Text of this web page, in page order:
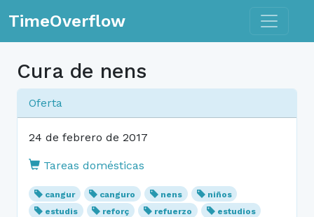
TimeOverflow Toggle
Cura de nens
Oferta
24 de febrero de 2017
Tareas domésticas
cangur canguro nens
niños
estudis
reforç refuerzo estudios